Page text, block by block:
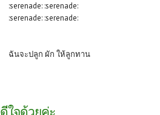
:serenade: :serenade:
:serenade: :serenade:
ฉันจะปลูก ผัก ให้ลูกทาน
ดีใจด้วยค่ะ